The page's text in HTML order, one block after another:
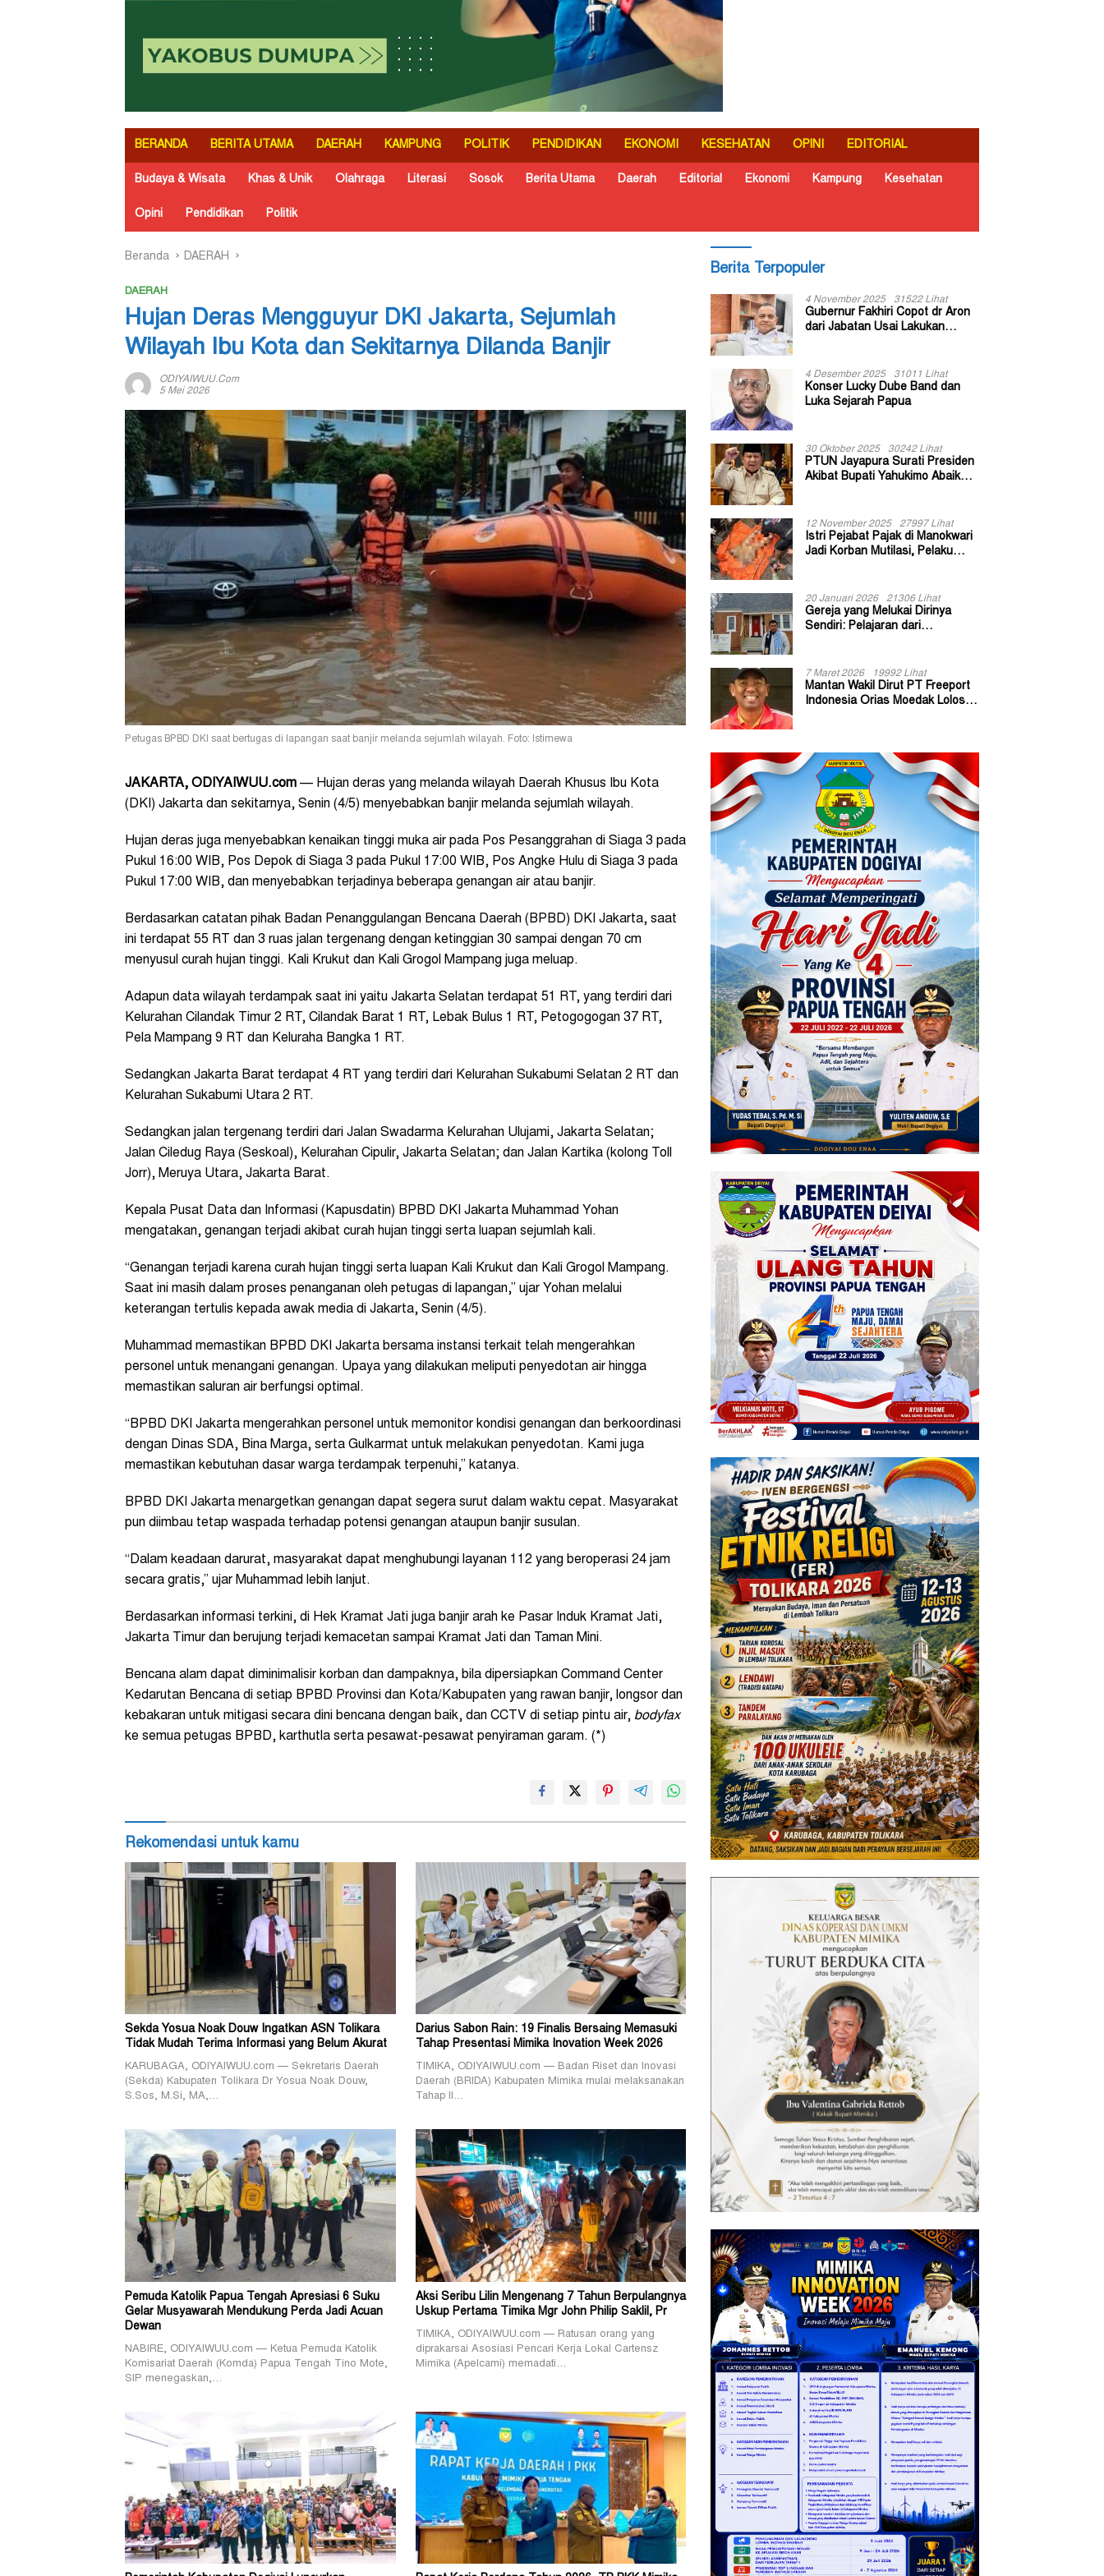
BERANDA BERITA UTAMA DAERAH KAMPUNG POLITIK PENDIDIKAN EKONOMI KESEHATAN OPINI EDITORIAL
Budaya & Wisata Khas & Unik Olahraga Literasi Sosok Berita Utama Daerah Editorial Ekonomi Kampung Kesehatan
Opini Pendidikan Politik
Beranda DAERAH
DAERAH
Hujan Deras Mengguyur DKI Jakarta, Sejumlah
Wilayah Ibu Kota dan Sekitarnya Dilanda Banjir
ODIYAIWUU.com
5 Mei 2026
Petugas BPBD DKI saat bertugas di lapangan saat banjir melanda sejumlah wilayah. Foto: Istimewa
JAKARTA, ODIYAIWUU.com — Hujan deras yang melanda wilayah Daerah Khusus Ibu Kota
(DKI) Jakarta dan sekitarnya, Senin (4/5) menyebabkan banjir melanda sejumlah wilayah.
Hujan deras juga menyebabkan kenaikan tinggi muka air pada Pos Pesanggrahan di Siaga 3 pada
Pukul 16:00 WIB, Pos Depok di Siaga 3 pada Pukul 17:00 WIB, Pos Angke Hulu di Siaga 3 pada
Pukul 17:00 WIB, dan menyebabkan terjadinya beberapa genangan air atau banjir.
Berdasarkan catatan pihak Badan Penanggulangan Bencana Daerah (BPBD) DKI Jakarta, saat
ini terdapat 55 RT dan 3 ruas jalan tergenang dengan ketinggian 30 sampai dengan 70 cm
menyusul curah hujan tinggi. Kali Krukut dan Kali Grogol Mampang juga meluap.
Adapun data wilayah terdampak saat ini yaitu Jakarta Selatan terdapat 51 RT, yang terdiri dari
Kelurahan Cilandak Timur 2 RT, Cilandak Barat 1 RT, Lebak Bulus 1 RT, Petogogogan 37 RT,
Pela Mampang 9 RT dan Keluraha Bangka 1 RT.
Sedangkan Jakarta Barat terdapat 4 RT yang terdiri dari Kelurahan Sukabumi Selatan 2 RT dan
Kelurahan Sukabumi Utara 2 RT.
Sedangkan jalan tergenang terdiri dari Jalan Swadarma Kelurahan Ulujami, Jakarta Selatan;
Jalan Ciledug Raya (Seskoal), Kelurahan Cipulir, Jakarta Selatan; dan Jalan Kartika (kolong Toll
Jorr), Meruya Utara, Jakarta Barat.
Kepala Pusat Data dan Informasi (Kapusdatin) BPBD DKI Jakarta Muhammad Yohan
mengatakan, genangan terjadi akibat curah hujan tinggi serta luapan sejumlah kali.
“Genangan terjadi karena curah hujan tinggi serta luapan Kali Krukut dan Kali Grogol Mampang.
Saat ini masih dalam proses penanganan oleh petugas di lapangan,” ujar Yohan melalui
keterangan tertulis kepada awak media di Jakarta, Senin (4/5).
Muhammad memastikan BPBD DKI Jakarta bersama instansi terkait telah mengerahkan
personel untuk menangani genangan. Upaya yang dilakukan meliputi penyedotan air hingga
memastikan saluran air berfungsi optimal.
“BPBD DKI Jakarta mengerahkan personel untuk memonitor kondisi genangan dan berkoordinasi
dengan Dinas SDA, Bina Marga, serta Gulkarmat untuk melakukan penyedotan. Kami juga
memastikan kebutuhan dasar warga terdampak terpenuhi,” katanya.
BPBD DKI Jakarta menargetkan genangan dapat segera surut dalam waktu cepat. Masyarakat
pun diimbau tetap waspada terhadap potensi genangan ataupun banjir susulan.
“Dalam keadaan darurat, masyarakat dapat menghubungi layanan 112 yang beroperasi 24 jam
secara gratis,” ujar Muhammad lebih lanjut.
Berdasarkan informasi terkini, di Hek Kramat Jati juga banjir arah ke Pasar Induk Kramat Jati,
Jakarta Timur dan berujung terjadi kemacetan sampai Kramat Jati dan Taman Mini.
Bencana alam dapat diminimalisir korban dan dampaknya, bila dipersiapkan Command Center
Kedarutan Bencana di setiap BPBD Provinsi dan Kota/Kabupaten yang rawan banjir, longsor dan
kebakaran untuk mitigasi secara dini bencana dengan baik, dan CCTV di setiap pintu air, bodyfax
ke semua petugas BPBD, karthutla serta pesawat-pesawat penyiraman garam. (*)
Rekomendasi untuk kamu
Sekda Yosua Noak Douw Ingatkan ASN Tolikara
Tidak Mudah Terima Informasi yang Belum Akurat
KARUBAGA, ODIYAIWUU.com — Sekretaris Daerah
(Sekda) Kabupaten Tolikara Dr Yosua Noak Douw,
S.Sos, M.Si, MA,…
Darius Sabon Rain: 19 Finalis Bersaing Memasuki
Tahap Presentasi Mimika Inovation Week 2026
TIMIKA, ODIYAIWUU.com — Badan Riset dan Inovasi
Daerah (BRIDA) Kabupaten Mimika mulai melaksanakan
Tahap II…
Pemuda Katolik Papua Tengah Apresiasi 6 Suku
Gelar Musyawarah Mendukung Perda Jadi Acuan
Dewan
NABIRE, ODIYAIWUU.com — Ketua Pemuda Katolik
Komisariat Daerah (Komda) Papua Tengah Tino Mote,
SIP menegaskan,…
Aksi Seribu Lilin Mengenang 7 Tahun Berpulangnya
Uskup Pertama Timika Mgr John Philip Saklil, Pr
TIMIKA, ODIYAIWUU.com — Ratusan orang yang
diprakarsai Asosiasi Pencari Kerja Lokal Cartensz
Mimika (Apelcami) memadati…
Berita Terpopuler
4 November 2025 31522 Lihat
Gubernur Fakhiri Copot dr Aron
dari Jabatan Usai Lakukan
4 Desember 2025 31011 Lihat
Konser Lucky Dube Band dan
Luka Sejarah Papua
30 Oktober 2025 30242 Lihat
PTUN Jayapura Surati Presiden
Akibat Bupati Yahukimo Abaikan
12 November 2025 27997 Lihat
Istri Pejabat Pajak di Manokwari
Jadi Korban Mutilasi, Pelaku
20 Januari 2026 21306 Lihat
Gereja yang Melukai Dirinya
Sendiri: Pelajaran dari
7 Maret 2026 19992 Lihat
Mantan Wakil Dirut PT Freeport
Indonesia Orias Moedak Lolos